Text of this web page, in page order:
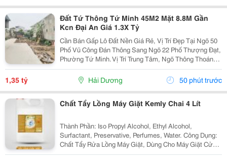
Đất Tứ Thông Tứ Minh 45M2 Mặt 8.8M Gần
Kcn Đại An Giá 1.3X Tỷ
Cần Bán Gấp Lô Đất Nền Giá Rẻ, Vị Trí Đẹp Tại Ngõ 50
Phố Vũ Công Đán Thông Sang Ngõ 22 Phố Thượng Đạt,
Phường Tứ Minh. Vị Trí Trung Tâm, Ngõ Thông Thoáng,
Bán Kính 300M Đầy Đủ Chợ Dân Sinh, Trường Học Các
Cấp Và Khu Công Nghiệp Đại An. Khu Vực Dân...
1,35 tỷ Hải Dương 50 phút trước
Chất Tẩy Lồng Máy Giặt Kemly Chai 4 Lít
Thành Phần: Iso Propyl Alcohol, Ethyl Alcohol,
Surfactant, Preservative, Perfumes, Water. Công Dụng:
Chất Tẩy Rửa Lồng Máy Giặt, Dùng Cho Máy Giặt Cửa
Trên, Máy Giặt Cửa Trước. Cách Dùng: Sử Dụng Từ 5-